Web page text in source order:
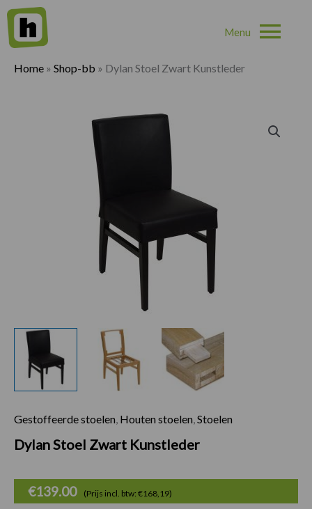
Home » Shop-bb » Dylan Stoel Zwart Kunstleder
Gestoffeerde stoelen Houten stoelen Stoelen
Dylan Stoel Zwart Kunstleder
€139.00 (Prijs incl. btw: €168,19)
Dylan Stoel Zwart